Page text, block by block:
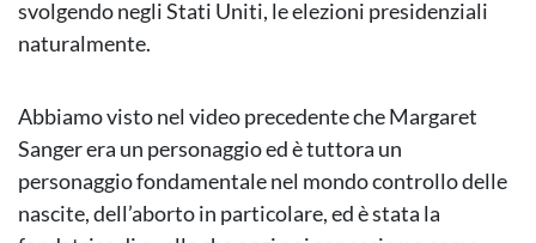
svolgendo negli Stati Uniti, le elezioni presidenziali
naturalmente.
Abbiamo visto nel video precedente che Margaret
Sanger era un personaggio ed è tuttora un
personaggio fondamentale nel mondo controllo delle
nascite, dell’aborto in particolare, ed è stata la